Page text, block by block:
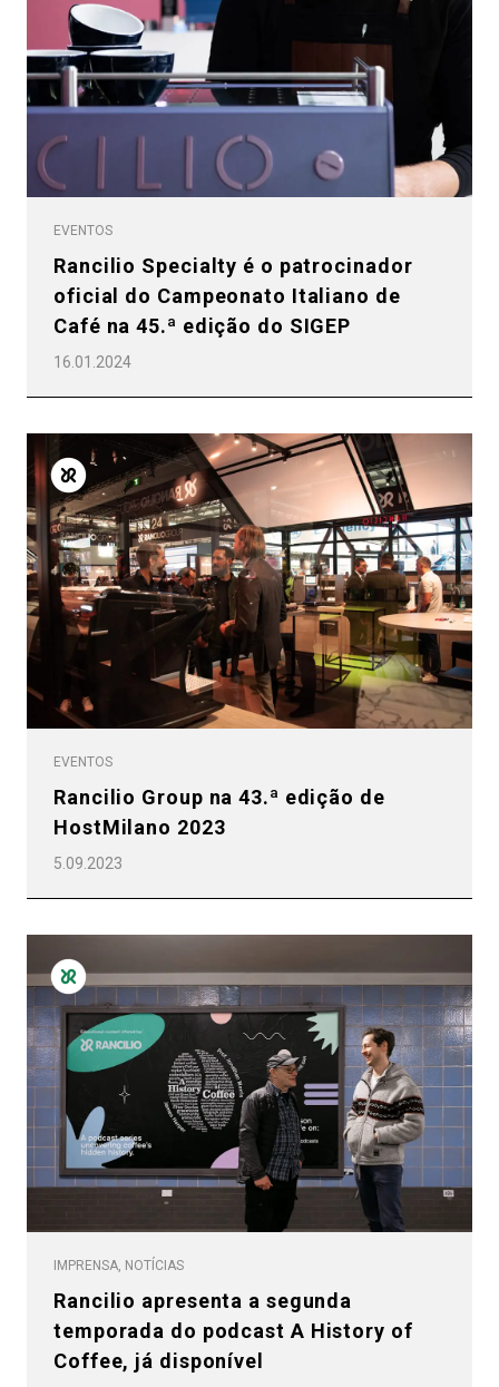
EVENTOS
Rancilio Specialty é o patrocinador
oficial do Campeonato Italiano de
Café na 45.ª edição do SIGEP
16.01.2024
EVENTOS
Rancilio Group na 43.ª edição de
HostMilano 2023
5.09.2023
IMPRENSA, NOTÍCIAS
Rancilio apresenta a segunda
temporada do podcast A History of
Coffee, já disponível
Política de Privacidade